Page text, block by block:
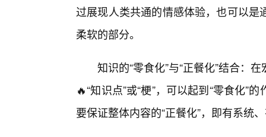
过展现人类共通的情感体验，也可以
柔软的部分。
知识的“零食化”与“正餐化”结合：
🔥“知识点”或“梗”，可以起到“零食化”
要保证整体内容的“正餐化”，即有系统